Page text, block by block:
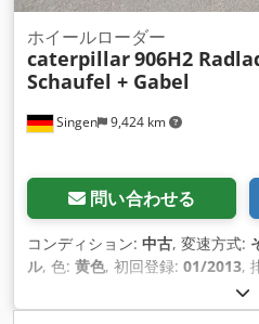
Singen 9,424 km
ホイールローダー
caterpillar906H2
Schaufel + Gabel
問い合わせる
コンディション: 中古, 変速方式:
ル, 色: 黄色, 初回登録: 01/2013,
, 稼働
燃料:ディーゼル, 装備:全輪駆動,